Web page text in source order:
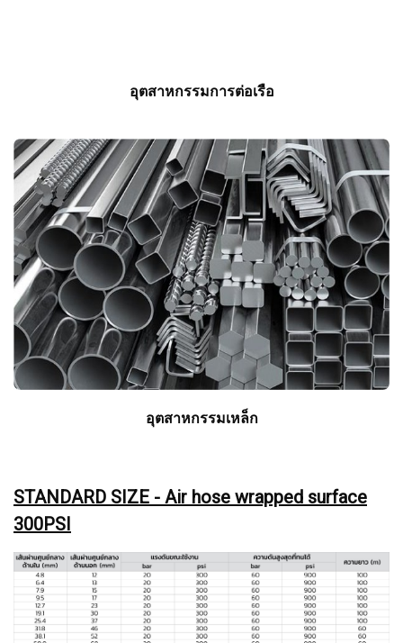
อุตสาหกรรมการต่อเรือ
อุตสาหกรรมเหล็ก
STANDARD SIZE - Air hose wrapped surface
300PSI